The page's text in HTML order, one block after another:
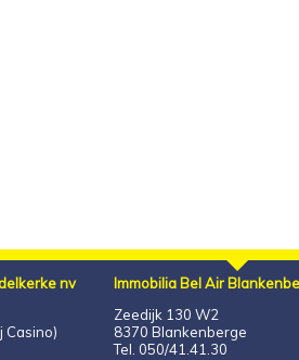
nv
Casino)
Immobilia Bel Air
Zeedijk 130 W2
8370 Blankenberge
Tel. 050/41.41.30